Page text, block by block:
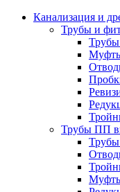
Канализация и
Трубы и
Трубы ПП